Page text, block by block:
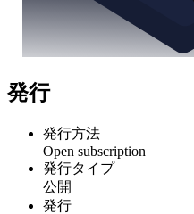
発行
発行方法
Open subscription
発行タイプ
公開
発行